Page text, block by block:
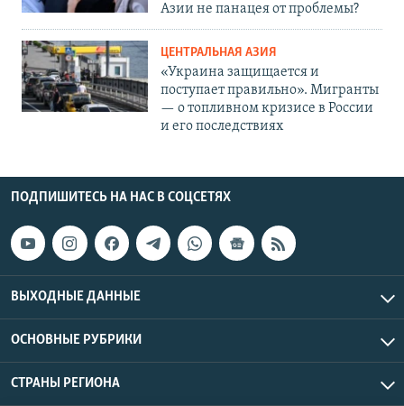
Азии не панацея от проблемы?
ЦЕНТРАЛЬНАЯ АЗИЯ
«Украина защищается и
поступает правильно». Мигранты
— о топливном кризисе в России
и его последствиях
ПОДПИШИТЕСЬ НА НАС В СОЦСЕТЯХ
ВЫХОДНЫЕ ДАННЫЕ
ОСНОВНЫЕ РУБРИКИ
СТРАНЫ РЕГИОНА